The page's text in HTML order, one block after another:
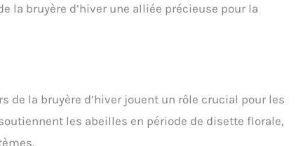
la bruyère d’hiver une alliée précieuse pour la
de la bruyère d’hiver jouent un rôle crucial pour les
les abeilles en période de disette florale,